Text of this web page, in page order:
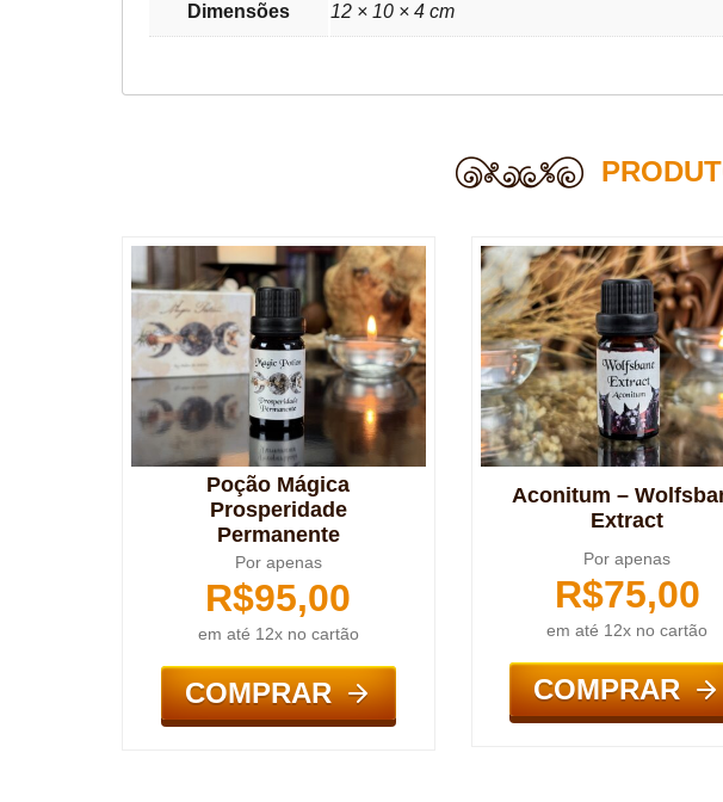
Dimensões 12 × 10 × 4 cm
Poção Mágica
Prosperidade
Permanente
Por apenas
R$95,00
em até 12x no cartão
COMPRAR
Aconitum –
Extract
Por apenas
R$75,00
em até 12x no cartão
COMPRAR